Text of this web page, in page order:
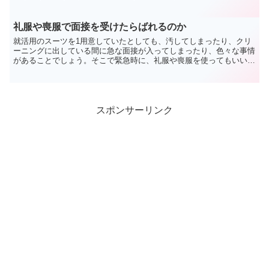
礼服や喪服で面接を受けたらばれるのか
就活用のスーツを1用意していたとしても、汚してしまったり、クリ
ーニングに出している間に急な面接が入ってしまったり、色々な事情
があることでしょう。そこで緊急時に、礼服や喪服を使ってもいいの
スポンサーリンク